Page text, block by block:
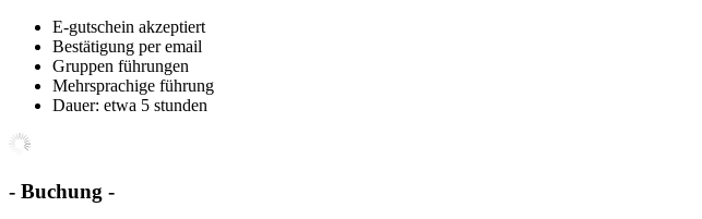
E-gutschein akzeptiert
Bestätigung per email
Gruppen führungen
Mehrsprachige führung
Dauer: etwa 5 stunden
- Buchung -